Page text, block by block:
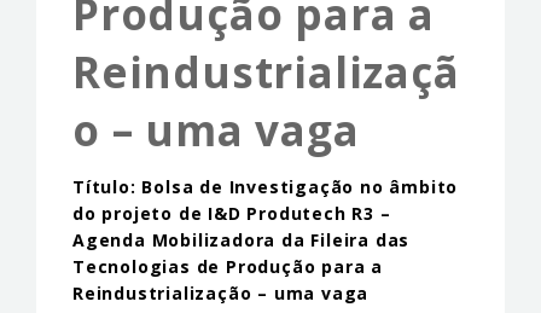
Produção para a
Reindustrializaçã
o – uma vaga
Título: Bolsa de Investigação no âmbito
do projeto de I&D Produtech R3 –
Agenda Mobilizadora da Fileira das
Tecnologias de Produção para a
Reindustrialização – uma vaga